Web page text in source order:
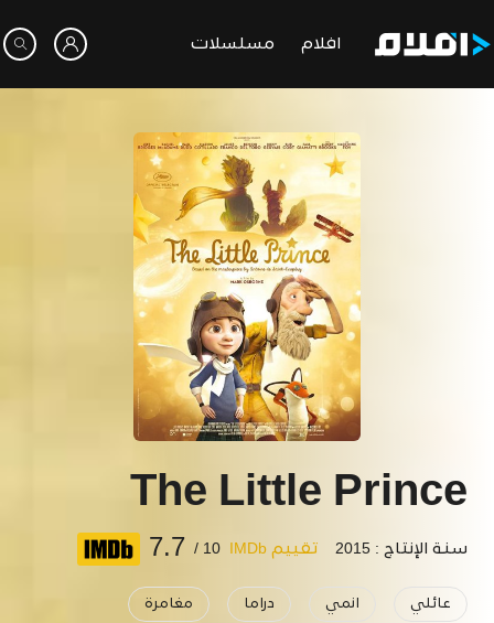
افلام مسلسلات
The Little Prince
سنة الإنتاج : 2015 تقييم IMDb 10 /
7.7
عائلي انمي دراما مغامرة